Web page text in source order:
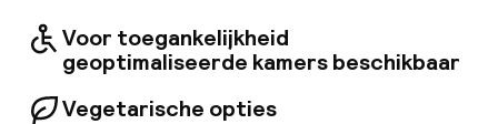
Voor toegankelijkheid
geoptimaliseerde kamers beschikbaar
Vegetarische opties